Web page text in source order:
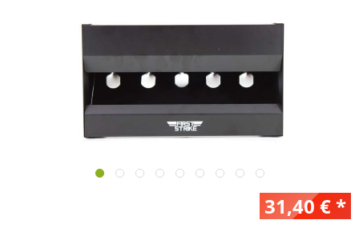
31,40 € *